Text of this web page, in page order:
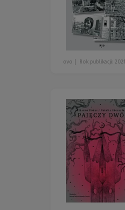
ovo Rok publikacji: 2021